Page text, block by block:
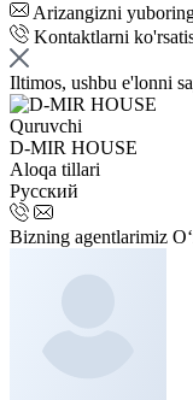
Arizangizni
Kontaktlarni
Iltimos, ushbu e'lonni
Quruvchi
D-MIR HOUSE
Aloqa tillari
Русский
Bizning agentlarimiz